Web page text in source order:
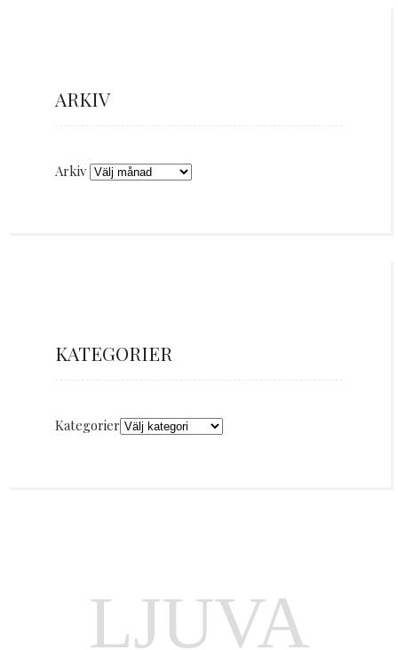
ARKIV
Arkiv
KATEGORIER
Kategorier
LJUVA